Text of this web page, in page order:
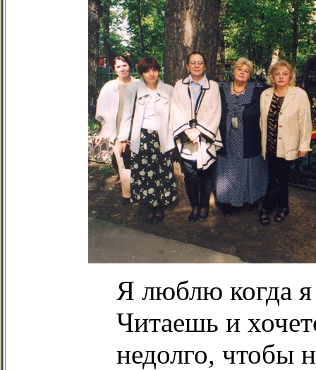
Я люблю когда
Читаешь и
недолго, чтобы